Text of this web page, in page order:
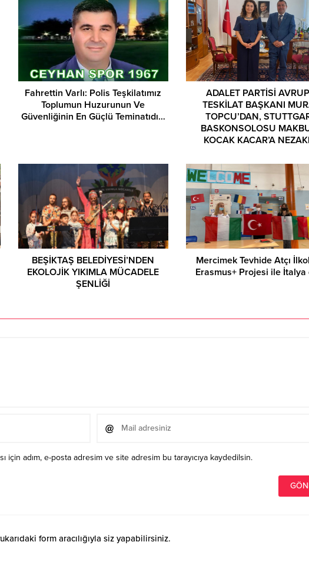
Fahrettin Varlı: Polis Teşkilatımız
Toplumun Huzurunun Ve
Güvenliğinin En Güçlü Teminatıdı…
ADALET PARTİSİ
TESKİLAT BAŞKANI
TOPCU’DAN,
BASKONSOLOSU
KOCAK KACAR’A
BEŞİKTAŞ BELEDİYESİ’NDEN
EKOLOJİK YIKIMLA MÜCADELE
ŞENLİĞİ
Mercimek Tevhide Atçı
Erasmus+ Projesi ile
için adım, e-posta adresim ve site adresim bu tarayıcıya kaydedilsin.
form aracılığıyla siz yapabilirsiniz.